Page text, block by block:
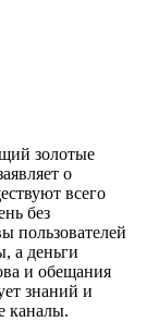
золотые
о
всего
без
пользователей
а деньги
и обещания
знаний и
каналы.